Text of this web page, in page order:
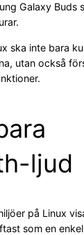
Galaxy Buds
ska inte bara
utan också
ljud
på Linux
som en